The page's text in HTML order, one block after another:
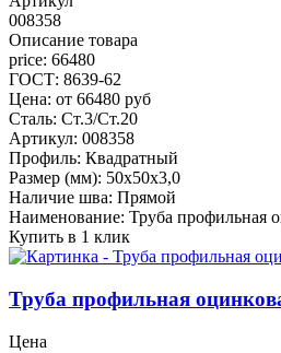
008358
Описание товара
price: 66480
ГОСТ: 8639-62
Цена: от 66480 руб
Сталь: Ст.3/Ст.20
Артикул: 008358
Профиль: Квадратный
Размер (мм): 50x50x3,0
Наличие шва: Прямой
Наименование: Труба профильная
Купить в 1 клик
Труба профильная
Цена